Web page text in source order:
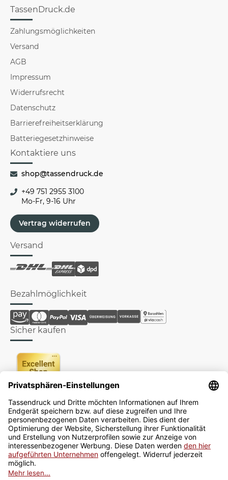
TassenDruck.de
Zahlungsmöglichkeiten
Versand
AGB
Impressum
Widerrufsrecht
Datenschutz
Barrierefreiheitserklärung
Batteriegesetzhinweise
Kontaktiere uns
shop@tassendruck.de
+49 751 2955 3100
Mo-Fr, 9-16 Uhr
Vertrag widerrufen
Versand
Bezahlmöglichkeit
Sicher kaufen
Newsletter